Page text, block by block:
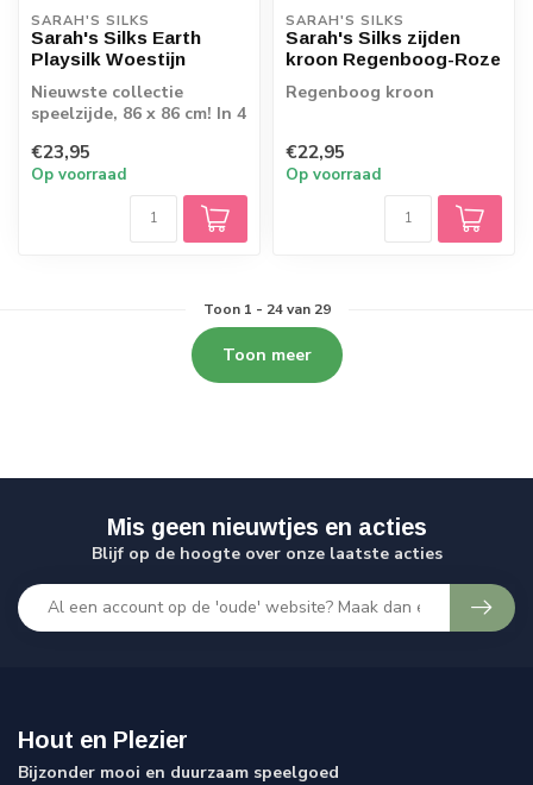
SARAH'S SILKS
Sarah's Silks Earth
Playsilk Woestijn
Nieuwste collectie
speelzijde, 86 x 86 cm! In 4
€23,95
Op voorraad
SARAH'S SILKS
Sarah's Silks zijden
kroon Regenboog-Roze
Regenboog kroon
€22,95
Op voorraad
Toon 1 - 24van 29
Toon meer
Mis geen nieuwtjes en acties
Blijf op de hoogte over onze laatste acties
Hout en Plezier
Bijzonder mooi en duurzaam speelgoed